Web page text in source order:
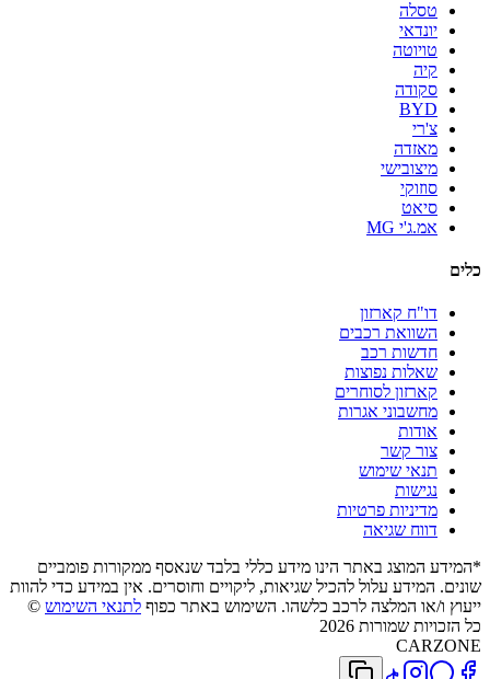
טסלה
יונדאי
טויוטה
קיה
סקודה
BYD
צ'רי
מאזדה
מיצובישי
סוזוקי
סיאט
אמ.ג'י MG
כלים
דו"ח קארזון
השוואת רכבים
חדשות רכב
שאלות נפוצות
קארזון לסוחרים
מחשבוני אגרות
אודות
צור קשר
תנאי שימוש
נגישות
מדיניות פרטיות
דווח שגיאה
*המידע המוצג באתר הינו מידע כללי בלבד שנאסף ממקורות פומביים
שונים. המידע עלול להכיל שגיאות, ליקויים וחוסרים. אין במידע כדי להוות
ייעוץ ו/או המלצה לרכב כלשהו. השימוש באתר כפוף לתנאי השימוש ©
כל הזכויות שמורות 2026
CARZONE